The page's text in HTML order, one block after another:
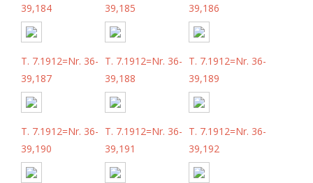
39,184
39,185
39,186
T. 7.1912=Nr. 36-
39,187
T. 7.1912=Nr. 36-
39,188
T. 7.1912=Nr. 36-
39,189
T. 7.1912=Nr. 36-
39,190
T. 7.1912=Nr. 36-
39,191
T. 7.1912=Nr. 36-
39,192